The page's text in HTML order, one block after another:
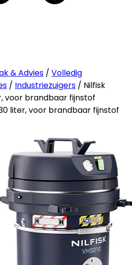
& Advies / Volledig
/ Industriezuigers / Nilfisk
voor brandbaar fijnstof
30 liter, voor brandbaar fijnstof